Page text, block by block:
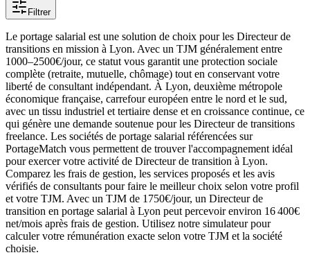
Filtrer
Le portage salarial est une solution de choix pour les Directeur de
transitions en mission à Lyon. Avec un TJM généralement entre
1000–2500€/jour, ce statut vous garantit une protection sociale
complète (retraite, mutuelle, chômage) tout en conservant votre
liberté de consultant indépendant. À Lyon, deuxième métropole
économique française, carrefour européen entre le nord et le sud,
avec un tissu industriel et tertiaire dense et en croissance continue, ce
qui génère une demande soutenue pour les Directeur de transitions
freelance. Les sociétés de portage salarial référencées sur
PortageMatch vous permettent de trouver l'accompagnement idéal
pour exercer votre activité de Directeur de transition à Lyon.
Comparez les frais de gestion, les services proposés et les avis
vérifiés de consultants pour faire le meilleur choix selon votre profil
et votre TJM. Avec un TJM de 1750€/jour, un Directeur de
transition en portage salarial à Lyon peut percevoir environ 16 400€
net/mois après frais de gestion. Utilisez notre simulateur pour
calculer votre rémunération exacte selon votre TJM et la société
choisie.